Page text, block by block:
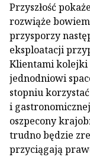
Przyszłość
rozwiąże
przysporzy
eksploatacji
Klientami kolejki
jednodniowi
stopniu
i
oszpecony
trudno będzie
przyciągają